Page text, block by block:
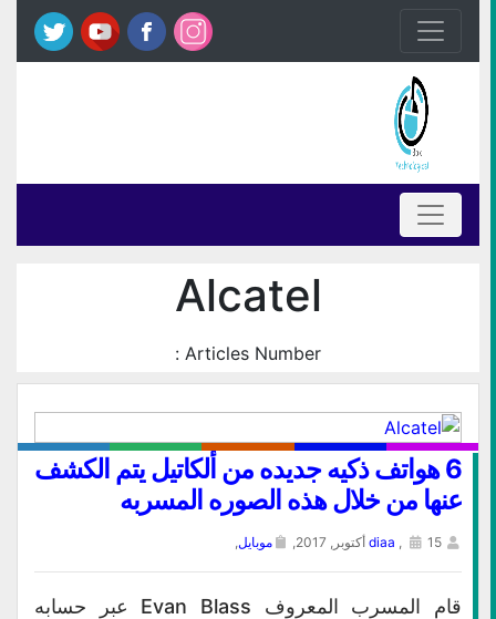
Alcatel
Articles Number :
6 هواتف ذكيه جديده من ألكاتيل يتم الكشف
عنها من خلال هذه الصوره المسربه
diaa , 15 أكتوبر, 2017, موبايل,
قام المسرب المعروف Evan Blass عبر حسابه